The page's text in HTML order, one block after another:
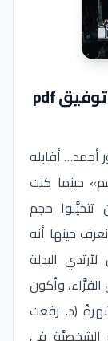
تحميل كتاب أسطورة أحمد خالد توفيق pdf
أقابله
حينما كنت
تتخيَّلوا حجم
حينها أنه
البدلة
وأكون
(د. رفعت
الشخصيَّة في